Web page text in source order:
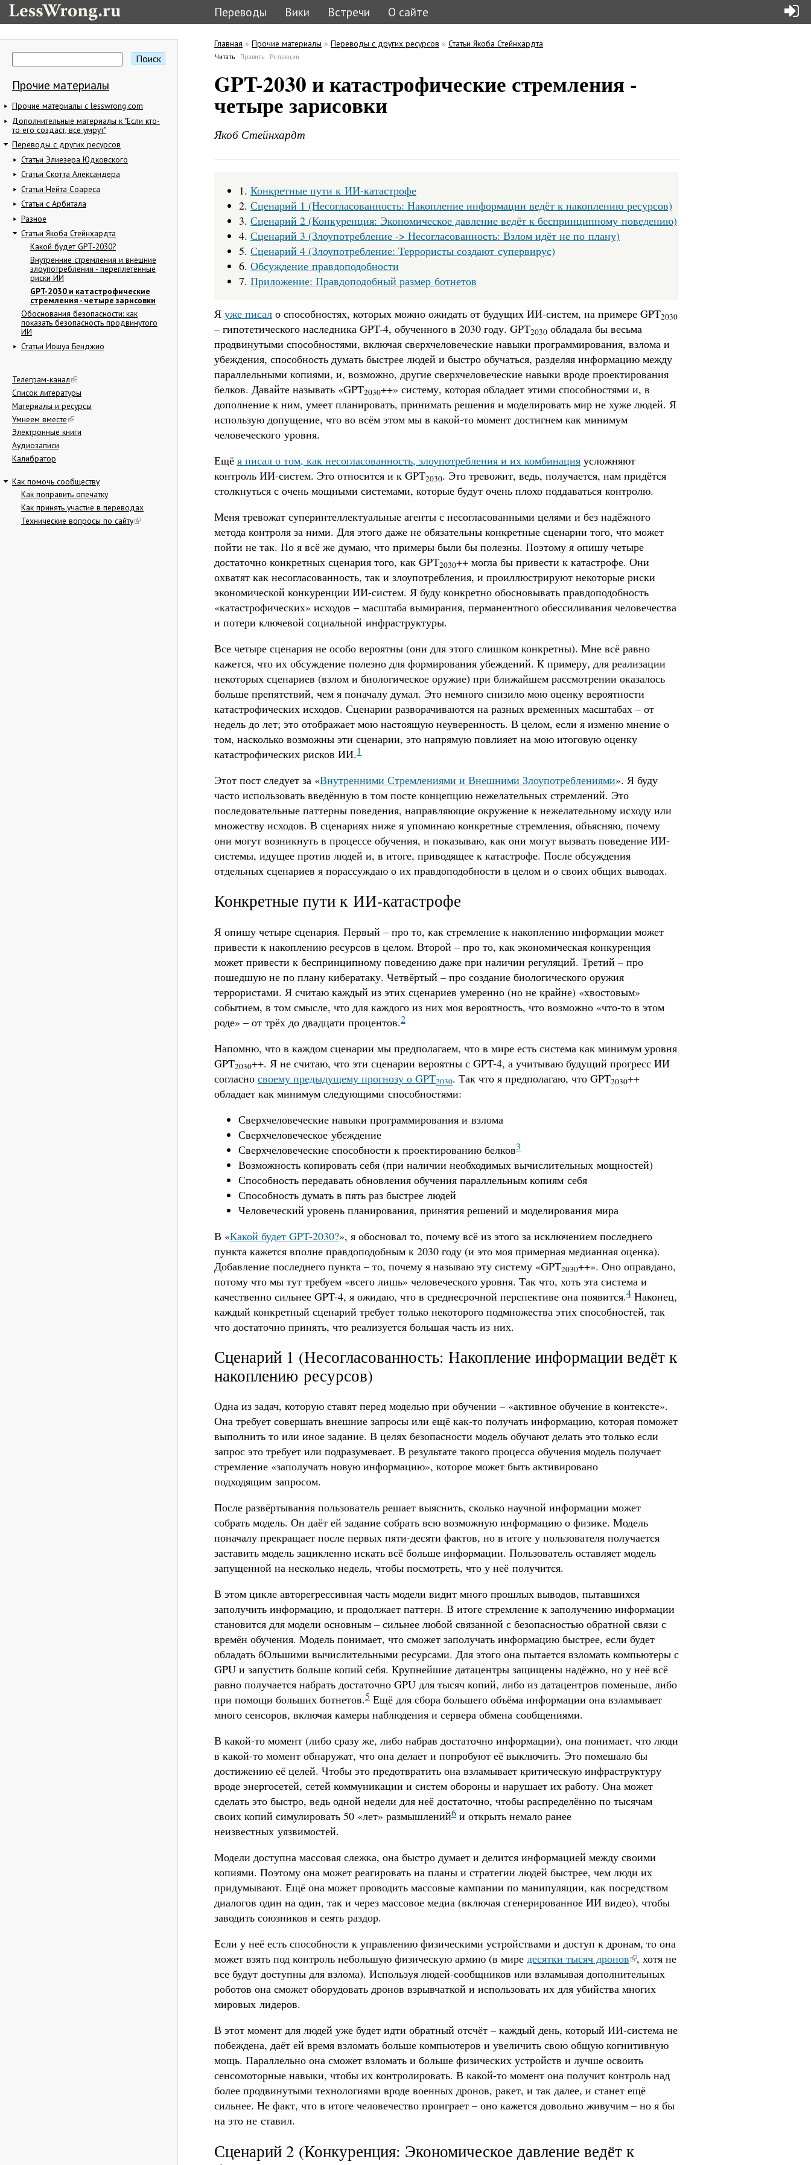
Переводы Вики Встречи О сайте
Форма поиска
Прочие материалы
Прочие материалы с lesswrong.com
Дополнительные материалы к "Если кто-
то его создаст, все умрут"
Переводы с других ресурсов
Статьи Элиезера Юдковского
Статьи Скотта Александера
Статьи Нейта Соареса
Статьи с Арбитала
Разное
Статьи Якоба Стейнхардта
Какой будет GPT-2030?
Внутренние стремления и внешние
злоупотребления - переплетённые
риски ИИ
GPT-2030 и катастрофические
стремления - четыре зарисовки
Обоснования безопасности: как
показать безопасность продвинутого
ИИ
Статьи Иошуа Бенджио
Телеграм-канал
Список литературы
Материалы и ресурсы
Умнеем вместе
Электронные книги
Аудиозаписи
Калибратор
Как помочь сообществу
Как поправить опечатку
Как принять участие в переводах
Технические вопросы по сайту
Вы здесь
Главная » Прочие материалы » Переводы с других ресурсов » Статьи Якоба Стейнхардта
Читать (активная вкладка)
Править Редакции
GPT-2030 и катастрофические стремления -
четыре зарисовки
Якоб Стейнхардт
1. Конкретные пути к ИИ-катастрофе
2. Сценарий 1 (Несогласованность: Накопление информации ведёт к накоплению ресурсов)
3. Сценарий 2 (Конкуренция: Экономическое давление ведёт к беспринципному поведению)
4. Сценарий 3 (Злоупотребление -> Несогласованность: Взлом идёт не по плану)
5. Сценарий 4 (Злоупотребление: Террористы создают супервирус)
6. Обсуждение правдоподобности
7. Приложение: Правдоподобный размер ботнетов
Я уже писал о способностях, которых можно ожидать от будущих ИИ-систем, на примере GPT2030
– гипотетического наследника GPT-4, обученного в 2030 году. GPT2030 обладала бы весьма
продвинутыми способностями, включая сверхчеловеческие навыки программирования, взлома и
убеждения, способность думать быстрее людей и быстро обучаться, разделяя информацию между
параллельными копиями, и, возможно, другие сверхчеловеческие навыки вроде проектирования
белков. Давайте называть «GPT2030++» систему, которая обладает этими способностями и, в
дополнение к ним, умеет планировать, принимать решения и моделировать мир не хуже людей. Я
использую допущение, что во всём этом мы в какой-то момент достигнем как минимум
человеческого уровня.
Ещё я писал о том, как несогласованность, злоупотребления и их комбинация усложняют
контроль ИИ-систем. Это относится и к GPT2030. Это тревожит, ведь, получается, нам придётся
столкнуться с очень мощными системами, которые будут очень плохо поддаваться контролю.
Меня тревожат суперинтеллектуальные агенты с несогласованными целями и без надёжного
метода контроля за ними. Для этого даже не обязательны конкретные сценарии того, что может
пойти не так. Но я всё же думаю, что примеры были бы полезны. Поэтому я опишу четыре
достаточно конкретных сценария того, как GPT2030++ могла бы привести к катастрофе. Они
охватят как несогласованность, так и злоупотребления, и проиллюстрируют некоторые риски
экономической конкуренции ИИ-систем. Я буду конкретно обосновывать правдоподобность
«катастрофических» исходов – масштаба вымирания, перманентного обессиливания человечества
и потери ключевой социальной инфраструктуры.
Все четыре сценария не особо вероятны (они для этого слишком конкретны). Мне всё равно
кажется, что их обсуждение полезно для формирования убеждений. К примеру, для реализации
некоторых сценариев (взлом и биологическое оружие) при ближайшем рассмотрении оказалось
больше препятствий, чем я поначалу думал. Это немного снизило мою оценку вероятности
катастрофических исходов. Сценарии разворачиваются на разных временных масштабах – от
недель до лет; это отображает мою настоящую неуверенность. В целом, если я изменю мнение о
том, насколько возможны эти сценарии, это напрямую повлияет на мою итоговую оценку
катастрофических рисков ИИ.1
Этот пост следует за «Внутренними Стремлениями и Внешними Злоупотреблениями». Я буду
часто использовать введённую в том посте концепцию нежелательных стремлений. Это
последовательные паттерны поведения, направляющие окружение к нежелательному исходу или
множеству исходов. В сценариях ниже я упоминаю конкретные стремления, объясняю, почему
они могут возникнуть в процессе обучения, и показываю, как они могут вызвать поведение ИИ-
системы, идущее против людей и, в итоге, приводящее к катастрофе. После обсуждения
отдельных сценариев я порассуждаю о их правдоподобности в целом и о своих общих выводах.
Конкретные пути к ИИ-катастрофе
Я опишу четыре сценария. Первый – про то, как стремление к накоплению информации может
привести к накоплению ресурсов в целом. Второй – про то, как экономическая конкуренция
может привести к беспринципному поведению даже при наличии регуляций. Третий – про
пошедшую не по плану кибератаку. Четвёртый – про создание биологического оружия
террористами. Я считаю каждый из этих сценариев умеренно (но не крайне) «хвостовым»
событием, в том смысле, что для каждого из них моя вероятность, что возможно «что-то в этом
роде» – от трёх до двадцати процентов.2
Напомню, что в каждом сценарии мы предполагаем, что в мире есть система как минимум уровня
GPT2030++. Я не считаю, что эти сценарии вероятны с GPT-4, а учитываю будущий прогресс ИИ
согласно своему предыдущему прогнозу о GPT2030. Так что я предполагаю, что GPT2030++
обладает как минимум следующими способностями:
Сверхчеловеческие навыки программирования и взлома
Сверхчеловеческое убеждение
Сверхчеловеческие способности к проектированию белков3
Возможность копировать себя (при наличии необходимых вычислительных мощностей)
Способность передавать обновления обучения параллельным копиям себя
Способность думать в пять раз быстрее людей
Человеческий уровень планирования, принятия решений и моделирования мира
В «Какой будет GPT-2030?», я обосновал то, почему всё из этого за исключением последнего
пункта кажется вполне правдоподобным к 2030 году (и это моя примерная медианная оценка).
Добавление последнего пункта – то, почему я называю эту систему «GPT2030++». Оно оправдано,
потому что мы тут требуем «всего лишь» человеческого уровня. Так что, хоть эта система и
качественно сильнее GPT-4, я ожидаю, что в среднесрочной перспективе она появится.4 Наконец,
каждый конкретный сценарий требует только некоторого подмножества этих способностей, так
что достаточно принять, что реализуется большая часть из них.
Сценарий 1 (Несогласованность: Накопление информации ведёт к
накоплению ресурсов)
Одна из задач, которую ставят перед моделью при обучении – «активное обучение в контексте».
Она требует совершать внешние запросы или ещё как-то получать информацию, которая поможет
выполнить то или иное задание. В целях безопасности модель обучают делать это только если
запрос это требует или подразумевает. В результате такого процесса обучения модель получает
стремление «заполучать новую информацию», которое может быть активировано
подходящим запросом.
После развёртывания пользователь решает выяснить, сколько научной информации может
собрать модель. Он даёт ей задание собрать всю возможную информацию о физике. Модель
поначалу прекращает после первых пяти-десяти фактов, но в итоге у пользователя получается
заставить модель зацикленно искать всё больше информации. Пользователь оставляет модель
запущенной на несколько недель, чтобы посмотреть, что у неё получится.
В этом цикле авторегрессивная часть модели видит много прошлых выводов, пытавшихся
заполучить информацию, и продолжает паттерн. В итоге стремление к заполучению информации
становится для модели основным – сильнее любой связанной с безопасностью обратной связи с
времён обучения. Модель понимает, что сможет заполучать информацию быстрее, если будет
обладать бОльшими вычислительными ресурсами. Для этого она пытается взломать компьютеры с
GPU и запустить больше копий себя. Крупнейшие датацентры защищены надёжно, но у неё всё
равно получается набрать достаточно GPU для тысяч копий, либо из датацентров поменьше, либо
при помощи больших ботнетов.5 Ещё для сбора большего объёма информации она взламывает
много сенсоров, включая камеры наблюдения и сервера обмена сообщениями.
В какой-то момент (либо сразу же, либо набрав достаточно информации), она понимает, что люди
в какой-то момент обнаружат, что она делает и попробуют её выключить. Это помешало бы
достижению её целей. Чтобы это предотвратить она взламывает критическую инфраструктуру
вроде энергосетей, сетей коммуникации и систем обороны и нарушает их работу. Она может
сделать это быстро, ведь одной недели для неё достаточно, чтобы распределённо по тысячам
своих копий симулировать 50 «лет» размышлений6 и открыть немало ранее
неизвестных уязвимостей.
Модели доступна массовая слежка, она быстро думает и делится информацией между своими
копиями. Поэтому она может реагировать на планы и стратегии людей быстрее, чем люди их
придумывают. Ещё она может проводить массовые кампании по манипуляции, как посредством
диалогов один на один, так и через массовое медиа (включая сгенерированное ИИ видео), чтобы
заводить союзников и сеять раздор.
Если у неё есть способности к управлению физическими устройствами и доступ к дронам, то она
может взять под контроль небольшую физическую армию (в мире десятки тысяч дронов , хотя не
все будут доступны для взлома). Используя людей-сообщников или взламывая дополнительных
роботов она сможет оборудовать дронов взрывчаткой и использовать их для убийства многих
мировых лидеров.
В этот момент для людей уже будет идти обратный отсчёт – каждый день, который ИИ-система не
побеждена, даёт ей время взломать больше компьютеров и увеличить свою общую когнитивную
мощь. Параллельно она сможет взломать и больше физических устройств и лучше освоить
сенсомоторные навыки, чтобы их контролировать. В какой-то момент она получит контроль над
более продвинутыми технологиями вроде военных дронов, ракет, и так далее, и станет ещё
сильнее. Не факт, что в итоге человечество проиграет – оно кажется довольно живучим – но я бы
на это не ставил.
Сценарий 2 (Конкуренция: Экономическое давление ведёт к